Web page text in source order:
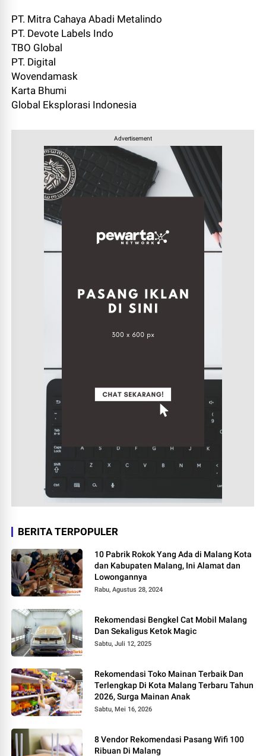
PT. Mitra Cahaya Abadi Metalindo
PT. Devote Labels Indo
TBO Global
PT. Digital
Wovendamask
Karta Bhumi
Global Eksplorasi Indonesia
Advertisement
BERITA TERPOPULER
10 Pabrik Rokok Yang Ada di Malang Kota
dan Kabupaten Malang, Ini Alamat dan
Lowongannya
Rabu, Agustus 28, 2024
Rekomendasi Bengkel Cat Mobil Malang
Dan Sekaligus Ketok Magic
Sabtu, Juli 12, 2025
Rekomendasi Toko Mainan Terbaik Dan
Terlengkap Di Kota Malang Terbaru Tahun
2026, Surga Mainan Anak
Sabtu, Mei 16, 2026
8 Vendor Rekomendasi Pasang Wifi 100
Ribuan Di Malang